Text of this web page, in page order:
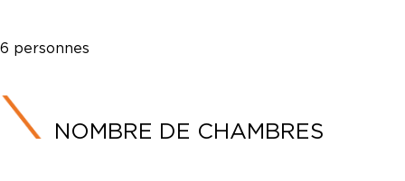
6 personnes
NOMBRE DE CHAMBRES